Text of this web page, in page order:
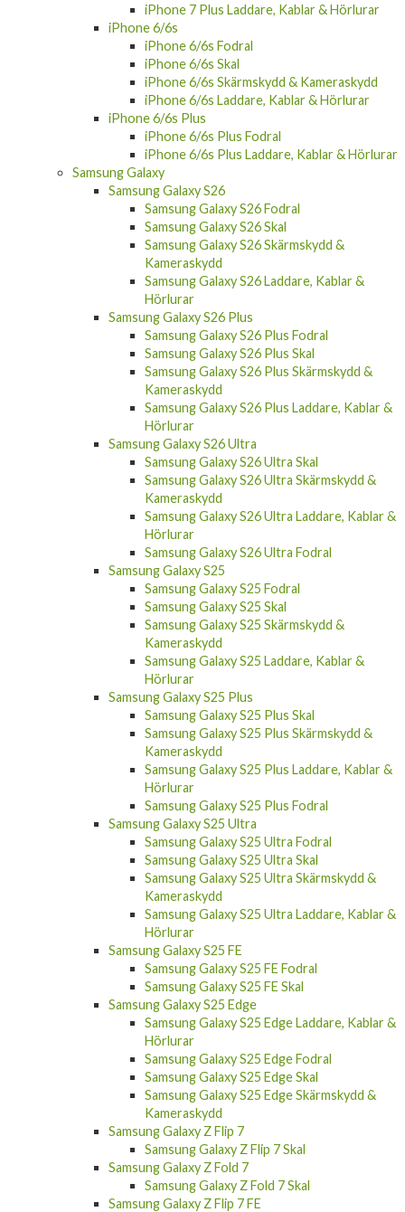
iPhone 6/6s
iPhone 6/6s Fodral
iPhone 6/6s Skal
iPhone 6/6s Skärmskydd & Kameraskydd
iPhone 6/6s Laddare, Kablar & Hörlurar
iPhone 6/6s Plus
iPhone 6/6s Plus Fodral
iPhone 6/6s Plus Laddare, Kablar & Hörlurar
Samsung Galaxy
Samsung Galaxy S26
Samsung Galaxy S26 Fodral
Samsung Galaxy S26 Skal
Samsung Galaxy S26 Skärmskydd &
Kameraskydd
Samsung Galaxy S26 Laddare, Kablar &
Hörlurar
Samsung Galaxy S26 Plus
Samsung Galaxy S26 Plus Fodral
Samsung Galaxy S26 Plus Skal
Samsung Galaxy S26 Plus Skärmskydd &
Kameraskydd
Samsung Galaxy S26 Plus Laddare, Kablar &
Hörlurar
Samsung Galaxy S26 Ultra
Samsung Galaxy S26 Ultra Skal
Samsung Galaxy S26 Ultra Skärmskydd &
Kameraskydd
Samsung Galaxy S26 Ultra Laddare, Kablar &
Hörlurar
Samsung Galaxy S26 Ultra Fodral
Samsung Galaxy S25
Samsung Galaxy S25 Fodral
Samsung Galaxy S25 Skal
Samsung Galaxy S25 Skärmskydd &
Kameraskydd
Samsung Galaxy S25 Laddare, Kablar &
Hörlurar
Samsung Galaxy S25 Plus
Samsung Galaxy S25 Plus Skal
Samsung Galaxy S25 Plus Skärmskydd &
Kameraskydd
Samsung Galaxy S25 Plus Laddare, Kablar &
Hörlurar
Samsung Galaxy S25 Plus Fodral
Samsung Galaxy S25 Ultra
Samsung Galaxy S25 Ultra Fodral
Samsung Galaxy S25 Ultra Skal
Samsung Galaxy S25 Ultra Skärmskydd &
Kameraskydd
Samsung Galaxy S25 Ultra Laddare, Kablar &
Hörlurar
Samsung Galaxy S25 FE
Samsung Galaxy S25 FE Fodral
Samsung Galaxy S25 FE Skal
Samsung Galaxy S25 Edge
Samsung Galaxy S25 Edge Laddare, Kablar &
Hörlurar
Samsung Galaxy S25 Edge Fodral
Samsung Galaxy S25 Edge Skal
Samsung Galaxy S25 Edge Skärmskydd &
Kameraskydd
Samsung Galaxy Z Flip 7
Samsung Galaxy Z Flip 7 Skal
Samsung Galaxy Z Fold 7
Samsung Galaxy Z Fold 7 Skal
Samsung Galaxy Z Flip 7 FE
Samsung Galaxy Z Flip 7 FE Skal